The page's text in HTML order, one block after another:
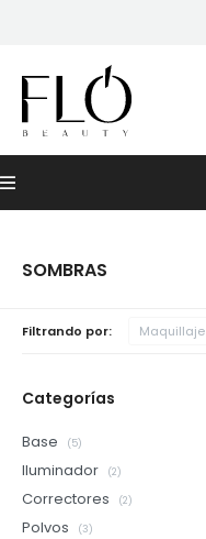
Menú
SOMBRAS
Filtrando por: Maquillaje
Categorías
Base (5)
Iluminador (2)
Correctores (2)
Polvos (3)